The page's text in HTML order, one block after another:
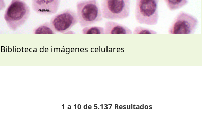
Biblioteca de imágenes celulares
1 a 10 de 5.137 Resultados